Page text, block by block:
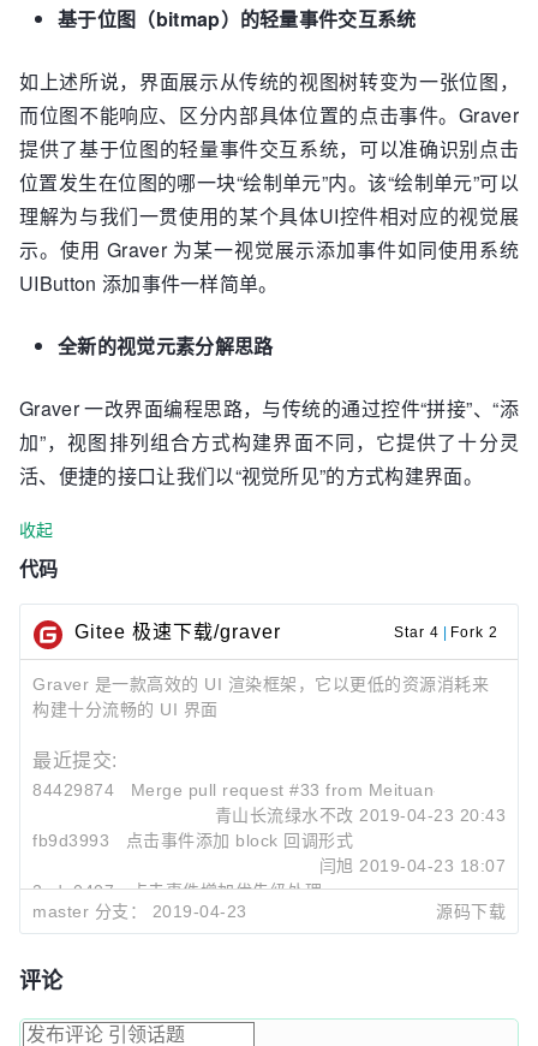
基于位图（bitmap）的轻量事件交互系统
如上述所说，界面展示从传统的视图树转变为一张位图，
而位图不能响应、区分内部具体位置的点击事件。Graver
提供了基于位图的轻量事件交互系统，可以准确识别点击
位置发生在位图的哪一块“绘制单元”内。该“绘制单元”可以
理解为与我们一贯使用的某个具体UI控件相对应的视觉展
示。使用 Graver 为某一视觉展示添加事件如同使用系统
UIButton 添加事件一样简单。
全新的视觉元素分解思路
Graver 一改界面编程思路，与传统的通过控件“拼接”、“添
加”，视图排列组合方式构建界面不同，它提供了十分灵
活、便捷的接口让我们以“视觉所见”的方式构建界面。
收起
代码
Gitee 极速下载/graver Star 4 Fork 2
Graver 是一款高效的 UI 渲染框架，它以更低的资源消耗来
构建十分流畅的 UI 界面
最近提交:
84429874
Merge pull request #33 from Meituan-Dianping/添
青山长流绿水不改 2019-04-23 20:43
fb9d3993
点击事件添加 block 回调形式
闫旭 2019-04-23 18:07
2ede0407
点击事件增加优先级处理
2019-04-23 14:41
master 分支： 2019-04-23 源码下载
评论